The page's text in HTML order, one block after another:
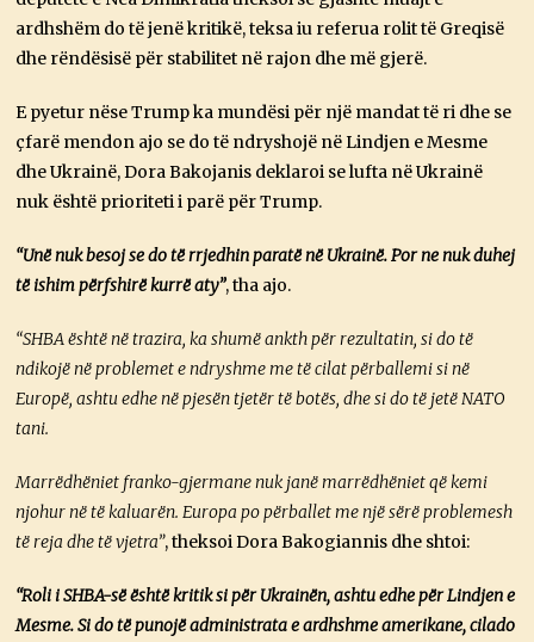
ardhshëm do të jenë kritikë, teksa iu referua rolit të Greqisë
dhe rëndësisë për stabilitet në rajon dhe më gjerë.
E pyetur nëse Trump ka mundësi për një mandat të ri dhe se
çfarë mendon ajo se do të ndryshojë në Lindjen e Mesme
dhe Ukrainë, Dora Bakojanis deklaroi se lufta në Ukrainë
nuk është prioriteti i parë për Trump.
“Unë nuk besoj se do të rrjedhin paratë në Ukrainë. Por ne nuk duhej
të ishim përfshirë kurrë aty”, tha ajo.
“SHBA është në trazira, ka shumë ankth për rezultatin, si do të
ndikojë në problemet e ndryshme me të cilat përballemi si në
Europë, ashtu edhe në pjesën tjetër të botës, dhe si do të jetë NATO
tani.
Marrëdhëniet franko-gjermane nuk janë marrëdhëniet që kemi
njohur në të kaluarën. Europa po përballet me një sërë problemesh
të reja dhe të vjetra”, theksoi Dora Bakogiannis dhe shtoi:
“Roli i SHBA-së është kritik si për Ukrainën, ashtu edhe për Lindjen e
Mesme. Si do të punojë administrata e ardhshme amerikane, cilado